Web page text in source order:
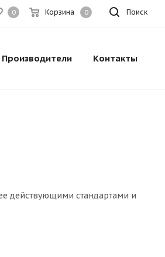
Поиск
0 Корзина 0
Производители Контакты
действующими стандартами и